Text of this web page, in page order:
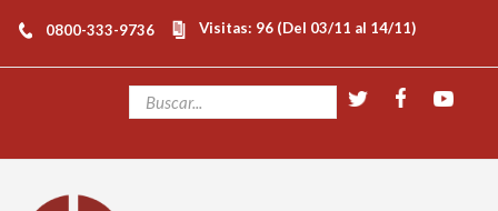
0800-333-9736 Visitas: 96 (Del 03/11 al 14/11)